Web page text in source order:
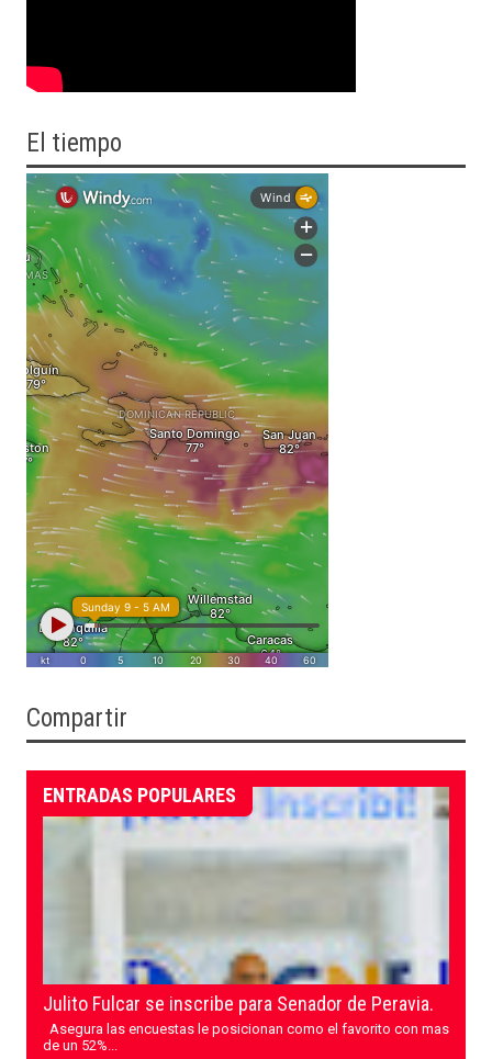
El tiempo
Compartir
ENTRADAS POPULARES
Julito Fulcar se inscribe para Senador de Peravia.
Asegura las encuestas le posicionan como el favorito con mas
de un 52%...